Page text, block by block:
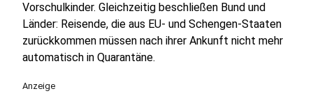
Vorschulkinder. Gleichzeitig beschließen Bund und
Länder: Reisende, die aus EU- und Schengen-Staaten
zurückkommen müssen nach ihrer Ankunft nicht mehr
automatisch in Quarantäne.
Anzeige